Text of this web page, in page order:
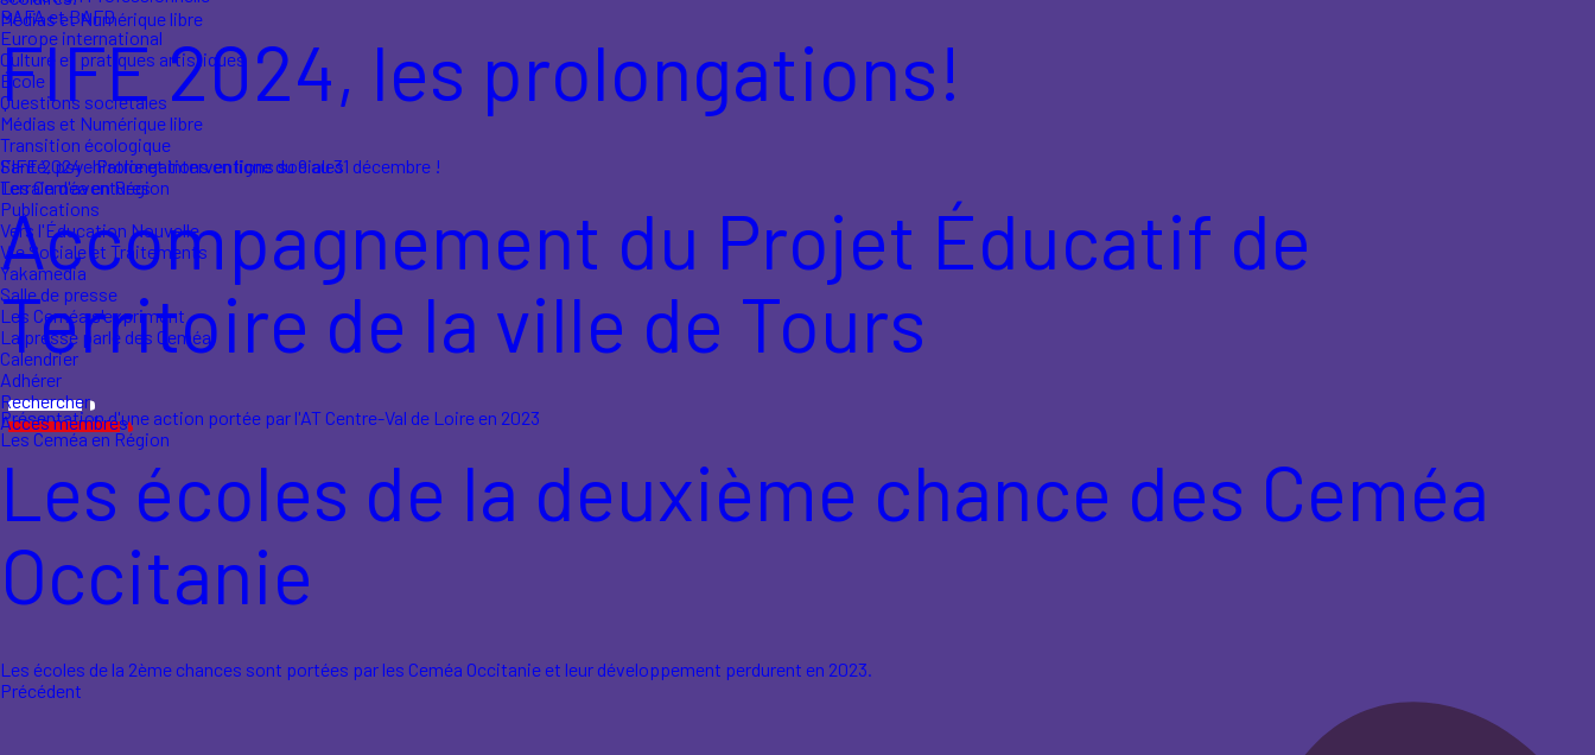
BAFA et BAFD
Europe international
Culture et pratiques artistiques
École
Questions sociétales
Médias et Numérique libre
Transition écologique
Santé, psychiatrie et interventions sociales
Terrain d'aventures
Publications
Vers l'Éducation Nouvelle
Vie Sociale et Traitements
Yakamedia
Salle de presse
Les Ceméa s'expriment
La presse parle des Ceméa
Calendrier
Adhérer
Rechercher
Accès membres
Médias et Numérique libre
FIFE 2024, les prolongations!
FIFE 2024 - Prolongations en ligne du 9 au 31 décembre !
Les Ceméa en Région
Accompagnement du Projet Éducatif de
Territoire de la ville de Tours
Présentation d'une action portée par l'AT Centre-Val de Loire en 2023
Les Ceméa en Région
Les écoles de la deuxième chance des Ceméa
Occitanie
Les écoles de la 2ème chances sont portées par les Ceméa Occitanie et leur développement perdurent en 2023.
Précédent